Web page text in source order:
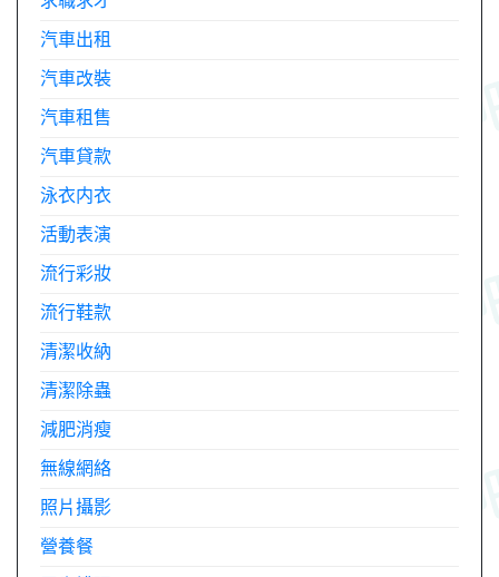
汽車出租
汽車改裝
汽車租售
汽車貸款
泳衣内衣
活動表演
流行彩妝
流行鞋款
清潔收納
清潔除蟲
減肥消瘦
無線網絡
照片攝影
營養餐